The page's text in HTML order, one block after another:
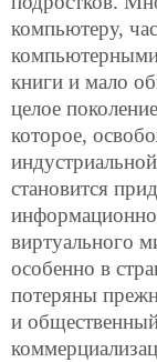
компьютеру,
компьютерными
книги и мало
целое
которое,
становится
виртуального
особенно в
потеряны
и